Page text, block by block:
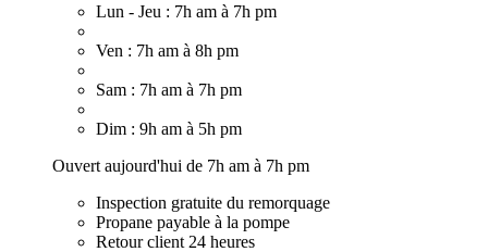
Lun - Jeu : 7h am à 7h pm
Ven : 7h am à 8h pm
Sam : 7h am à 7h pm
Dim : 9h am à 5h pm
Ouvert aujourd'hui de 7h am à 7h pm
Inspection gratuite du remorquage
Propane payable à la pompe
Retour client 24 heures